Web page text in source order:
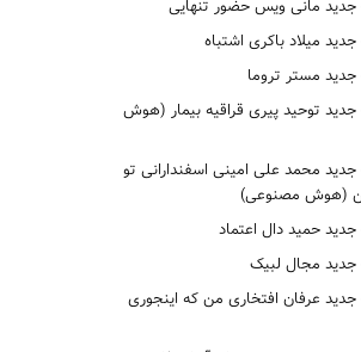
جدید مانی ویس حضور تنهایی
میلاد باکری اشتباه
جدید مستر تروما
جدید توحید پیری قراقیه بیمار (هوش
جدید محمد علی امینی اسفندارانی تو
(هوش مصنوعی)
جدید حمید دال اعتماد
جدید مجال لبیک
جدید عرفان افتخاری من که اینجوری